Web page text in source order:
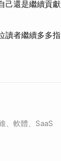
己還是繼續貢獻
讀者繼續多多指
、軟體、SaaS